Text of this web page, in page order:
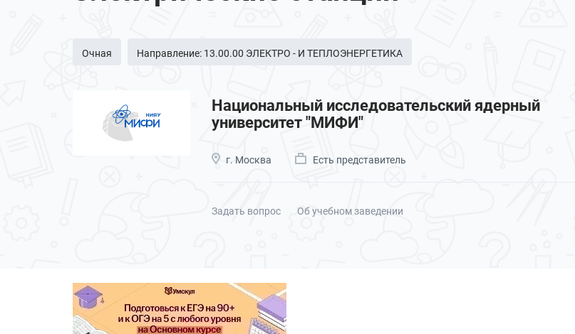
Очная Направление: 13.00.00 ЭЛЕКТРО - И ТЕПЛОЭНЕРГЕТИКА
Национальный исследовательский ядерный
университет "МИФИ"
г. Москва Есть представитель
Задать вопрос Об учебном заведении